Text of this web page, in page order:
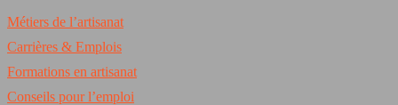
Métiers de l’artisanat
Carrières & Emplois
Formations en artisanat
Conseils pour l’emploi